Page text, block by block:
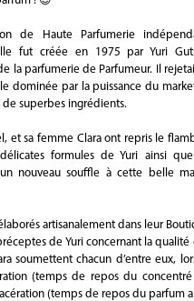
de Haute Parfumerie
fut créée en 1975 par Yuri
la parfumerie de Parfumeur. Il
dominée par la puissance du
superbes ingrédients.
et sa femme Clara ont repris le
formules de Yuri ainsi
nouveau souffle à cette belle
artisanalement dans leur
de Yuri concernant la qualité
soumettent chacun d’entre eux,
(temps de repos du
(temps de repos du parfum